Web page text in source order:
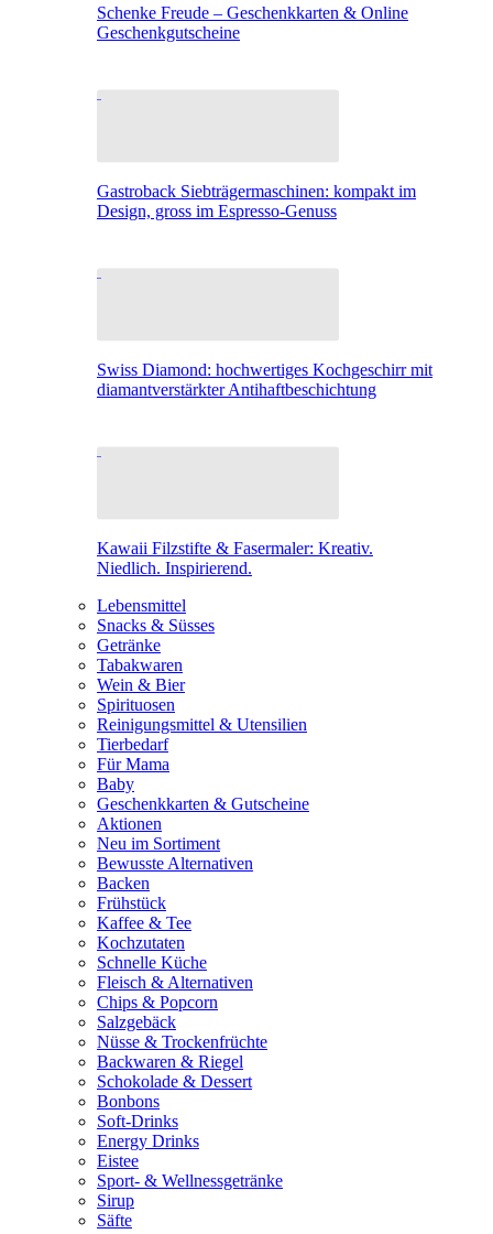
Schenke Freude – Geschenkkarten & Online
Geschenkgutscheine
Gastroback Siebträgermaschinen: kompakt im
Design, gross im Espresso-Genuss
Swiss Diamond: hochwertiges Kochgeschirr mit
diamantverstärkter Antihaftbeschichtung
Kawaii Filzstifte & Fasermaler: Kreativ.
Niedlich. Inspirierend.
Lebensmittel
Snacks & Süsses
Getränke
Tabakwaren
Wein & Bier
Spirituosen
Reinigungsmittel & Utensilien
Tierbedarf
Für Mama
Baby
Geschenkkarten & Gutscheine
Aktionen
Neu im Sortiment
Bewusste Alternativen
Backen
Frühstück
Kaffee & Tee
Kochzutaten
Schnelle Küche
Fleisch & Alternativen
Chips & Popcorn
Salzgebäck
Nüsse & Trockenfrüchte
Backwaren & Riegel
Schokolade & Dessert
Bonbons
Soft-Drinks
Energy Drinks
Eistee
Sport- & Wellnessgetränke
Sirup
Säfte